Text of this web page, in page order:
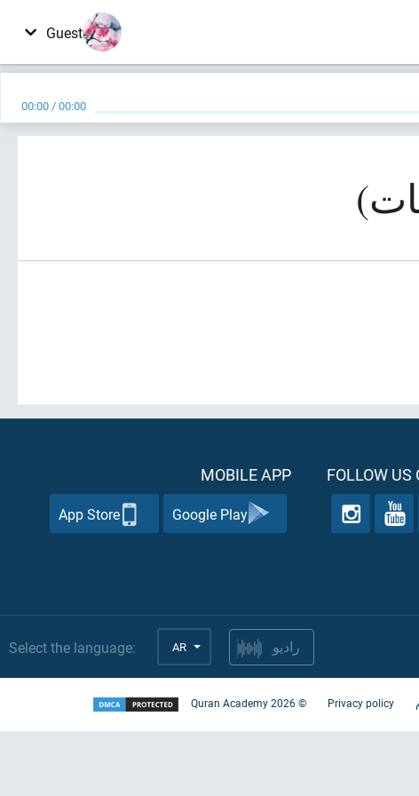
Guest
00:00 /00:00
FOLLOW
MOBILE APP
Google Play
App Store
Select the language: AR راديو
Privacy policy
©
2026